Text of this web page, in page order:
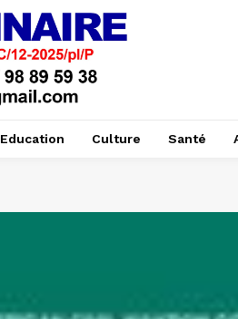
Education Culture Santé